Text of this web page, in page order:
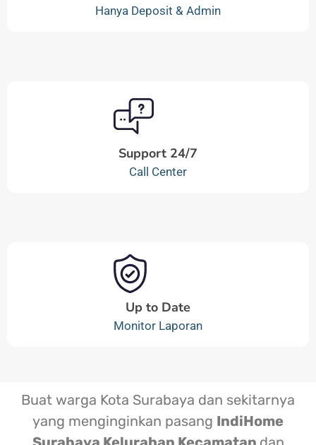
Hanya Deposit & Admin
Support 24/7
Call Center
Up to Date
Monitor Laporan
Buat warga Kota Surabaya dan sekitarnya
yang menginginkan pasang IndiHome